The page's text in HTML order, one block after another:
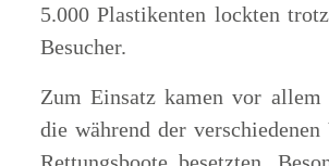
5.000 Plastikenten lockten
Besucher.
Zum Einsatz kamen vor allem
die während der